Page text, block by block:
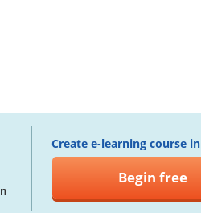
Create e-learning course
Begin free